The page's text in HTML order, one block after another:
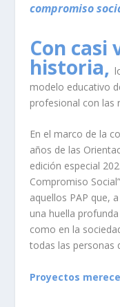
compromiso
Con casi
historia,
modelo educativo
profesional con las
En el marco de la
años de las
edición especial
Compromiso
aquellos PAP que,
una huella
como en la
todas las personas
Proyectos